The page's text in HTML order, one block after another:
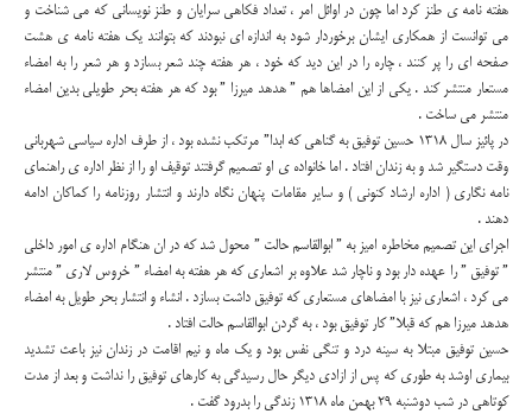
هفته نامه ی طنز کرد اما چون در اوائل امر ، تعداد فکاهی سرایان و طنز نویسانی که می شناخت و
می توانست از همکاری ایشان برخوردار شود به اندازه ای نبودند که بتوانند یک هفته نامه ی هشت
صفحه ای را پر کنند ، چاره را در این دید که خود ، هر هفته چند شعر بسازد و هر شعر را به امضاء
مستعار منتشر کند . یکی از این امضاها هم ” هدهد میرزا ” بود که هر هفته بحر طویلی بدین امضاء
منتشر می ساخت .
در پائیز سال 1318 حسین توفیق به گناهی که ابدا” مرتکب نشده بود ، از طرف اداره سیاسی شهربانی
وقت دستگیر شد و به زندان افتاد . اما خانواده ی او تصمیم گرفتند توقیف او را از نظر اداره ی راهنمای
نامه نگاری ( اداره ارشاد کنونی ) و سایر مقامات پنهان نگاه دارند و انتشار روزنامه را کماکان ادامه
دهند .
اجرای این تصمیم مخاطره امیز به ” ابوالقاسم حالت ” محول شد که در ان هنگام اداره ی امور داخلی
” توفیق ” را عهده دار بود و ناچار شد علاوه بر اشعاری که هر هفته به امضاء ” خروس لاری ” منتشر
می کرد ، اشعاری نیز با امضاهای مستعاری که توفیق داشت بسازد . انشاء و انتشار بحر طویل به امضاء
هدهد میرزا هم که قبلا” کار توفیق بود ، به گردن ابوالقاسم حالت افتاد .
حسین توفیق مبتلا به سینه درد و تنگی نفس بود و یک ماه و نیم اقامت در زندان نیز باعث تشدید
بیماری اوشد به طوری که پس از ازادی دیگر حال رسیدگی به کارهای توفیق را نداشت و بعد از مدت
کوتاهی در شب دوشنبه 29 بهمن ماه 1318 زندگی را بدرود گفت .